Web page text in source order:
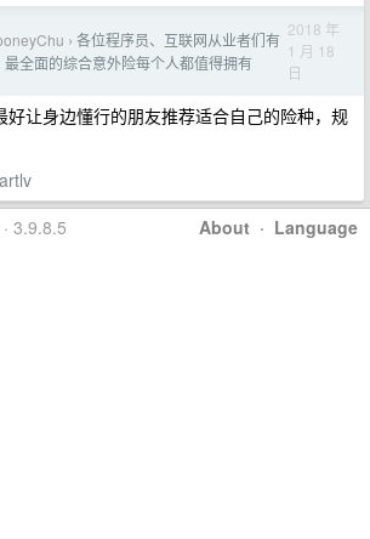
› 各位程序员、互联网从业者们有
全面的综合意外险每个人都值得拥有
2018 年
1 月 18
日
好让身边懂行的朋友推荐适合自己的险种，规
About · Language
3.9.8.5